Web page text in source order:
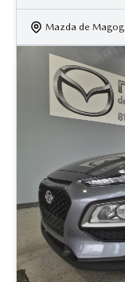
Mazda de Magog